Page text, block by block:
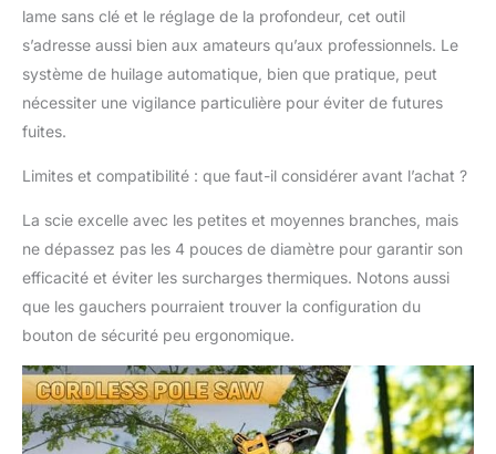
peuvent être complètement chargées en
deux heures et prennent en charge jusqu'à
50 à 60 minutes d'utilisation. Nous vous
recommandons de charger la batterie à la
réception du colis pour une meilleure
expérience. [Moteur sans balais puissant] La
avec moteur sans balais puissant fournit une
L'efficacité de coupe est augmentée de
200%, tandis que les pertes sont réduites de
90%. Il en résulte moins d'usure et prolonge
la durée de vie de l'outil. [Système d'huile
amélioré et réglage de la chaîne sans outil] La
scie à poils sans balais Takuoo est équipée
amélioré. Il suffit de verser le lubrifiant dans le
réservoir et d'appuyer sur la cruche pour
lubrifier la chaîne afin de garantir une coupe
lame sans clé et le réglage de la profondeur, cet outil
s’adresse aussi bien aux amateurs qu’aux professionnels. Le
système de huilage automatique, bien que pratique, peut
nécessiter une vigilance particulière pour éviter de futures
fuites.
Limites et compatibilité : que faut-il considérer avant l’achat ?
La scie excelle avec les petites et moyennes branches, mais
ne dépassez pas les 4 pouces de diamètre pour garantir son
efficacité et éviter les surcharges thermiques. Notons aussi
que les gauchers pourraient trouver la configuration du
bouton de sécurité peu ergonomique.